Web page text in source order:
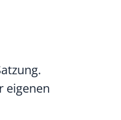
eigenen